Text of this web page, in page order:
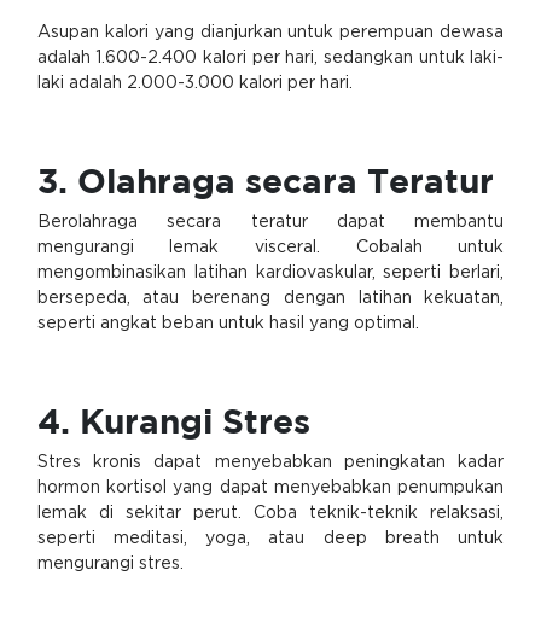
Asupan kalori yang dianjurkan untuk perempuan dewasa
adalah 1.600-2.400 kalori per hari, sedangkan untuk laki-
laki adalah 2.000-3.000 kalori per hari.
3. Olahraga secara Teratur
Berolahraga secara teratur dapat membantu
mengurangi lemak visceral. Cobalah untuk
mengombinasikan latihan kardiovaskular, seperti berlari,
bersepeda, atau berenang dengan latihan kekuatan,
seperti angkat beban untuk hasil yang optimal.
4. Kurangi Stres
Stres kronis dapat menyebabkan peningkatan kadar
hormon kortisol yang dapat menyebabkan penumpukan
lemak di sekitar perut. Coba teknik-teknik relaksasi,
seperti meditasi, yoga, atau deep breath untuk
mengurangi stres.